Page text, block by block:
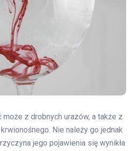
z drobnych urazów, a także z
Nie należy go jednak
jego pojawienia się wynikła